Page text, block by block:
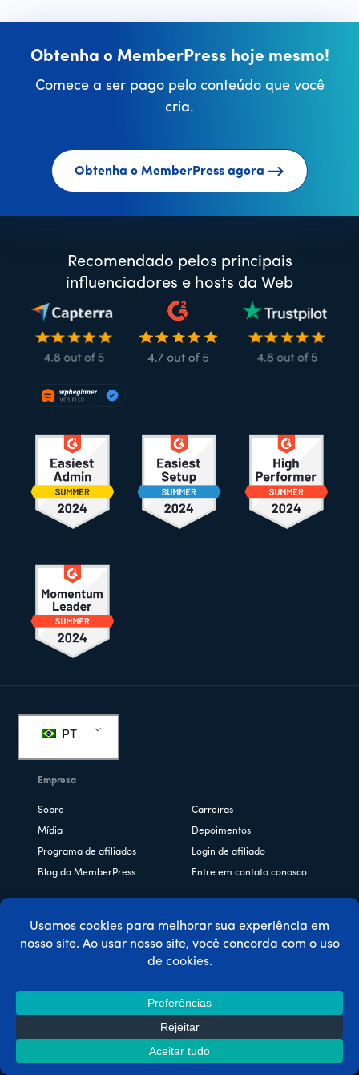
Obtenha o MemberPress hoje mesmo!
Comece a ser pago pelo conteúdo que você
cria.
Obtenha o MemberPress agora
Recomendado pelos principais
influenciadores e hosts da Web
PT
Empresa
Sobre Carreiras
Mídia Depoimentos
Programa de afiliados Login de afiliado
Blog do MemberPress Entre em contato conosco
Recursos
CoachKit™
Regras de acesso poderosas
Conteúdo de gotejamento